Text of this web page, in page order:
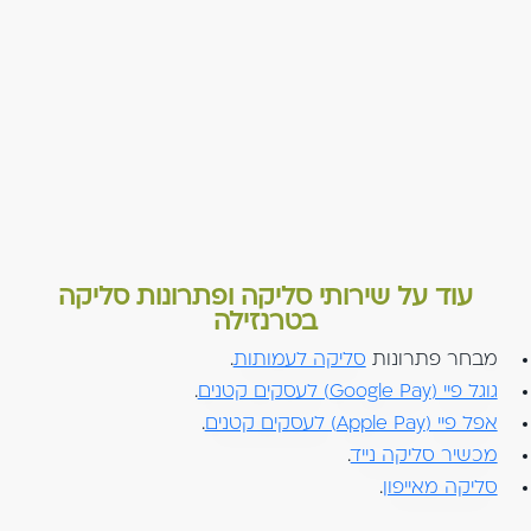
עוד על שירותי סליקה ופתרונות סליקה
בטרנזילה
מבחר פתרונות סליקה לעמותות.
גוגל פיי (Google Pay) לעסקים קטנים
.
אפל פיי (Apple Pay) לעסקים קטנים
.
מכשיר סליקה נייד.
סליקה מאייפון.